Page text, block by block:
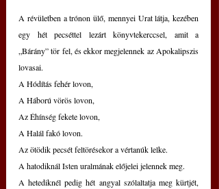
A révületben a trónon ülő, mennyei Urat látja, kezében
egy hét pecséttel lezárt könyvtekerccsel, amit a
„Bárány” tör fel, és ekkor megjelennek az Apokalipszis
lovasai.
A Hódítás fehér lovon,
A Háború vörös lovon,
Az Éhínség fekete lovon,
A Halál fakó lovon.
Az ötödik pecsét feltörésekor a vértanúk lelke.
A hatodiknál Isten uralmának előjelei jelennek meg.
A hetediknél pedig hét angyal szólaltatja meg kürtjét,